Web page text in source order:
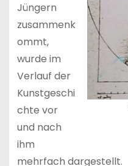
Jüngern
zusammenk
ommt,
wurde im
Verlauf der
Kunstgeschi
chte vor
und nach
ihm
mehrfach dargestellt.